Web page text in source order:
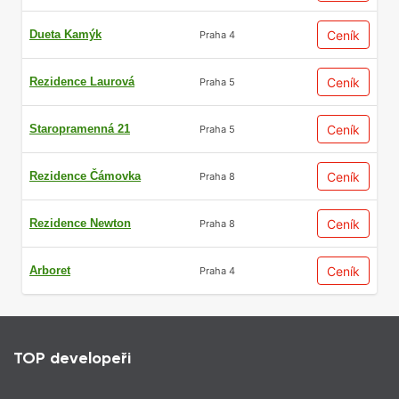
Širší výběr bytových
jednotek
Statistiky napříč developerskými projekty
ukazují, že nejatraktivnější bytové jednotky
Jedná se typicky o rohové byty, jednotky ve
vyšších patrech s lepšími výhledy, byty s
nebo jednotky s terasami a zahradami.
Dueta Kamýk Praha 4 Ceník
Rezidence Laurová Praha 5 Ceník
Staropramenná 21 Praha 5 Ceník
Rezidence Čámovka Praha 8 Ceník
Rezidence Newton Praha 8 Ceník
Arboret Praha 4 Ceník
TOP developeři